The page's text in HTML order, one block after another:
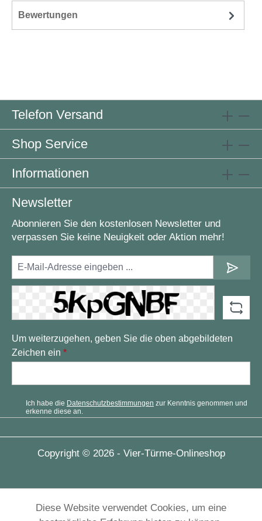
Bewertungen
Telefon Versand
Shop Service
Informationen
Newsletter
Abonnieren Sie den kostenlosen Newsletter und
verpassen Sie keine Neuigkeit oder Aktion mehr!
Um weiterzugehen, geben Sie die oben abgebildeten
Zeichen ein *
Ich habe die Datenschutzbestimmungen zur Kenntnis genommen und
erkenne diese an.
Copyright © 2026 - Vier-Türme-Onlineshop
Diese Website verwendet Cookies, um eine